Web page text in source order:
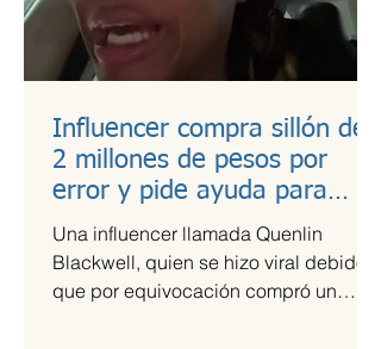
Influencer compra sillón de
2 millones de pesos por
error y pide ayuda para
pagarlo
Una influencer llamada Quenlin
Blackwell, quien se hizo viral debido a
que por equivocación compró un